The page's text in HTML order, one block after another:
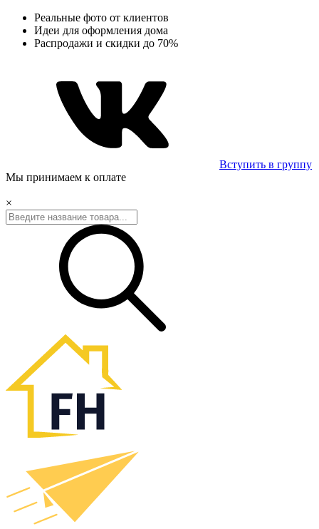
Реальные фото от клиентов
Идеи для оформления дома
Распродажи и скидки до 70%
Вступить в группу
Мы принимаем к оплате
×